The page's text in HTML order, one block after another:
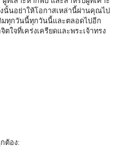
อย่าให้โอกาสเหล่านี้ผ่านคุณไป
มทุกวันนี้ทุกวันนี้และตลอดไปอีก
ตใจที่เคร่งเครียดและพระเจ้าทรง
ต้อง: